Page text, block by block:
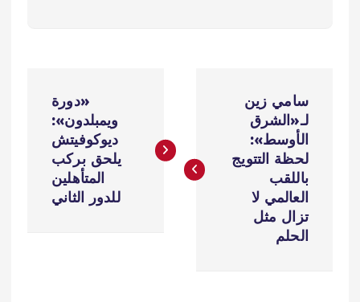
ص
سامي زين
لـ«الشرق
الأوسط»:
لحظة التتويج
باللقب
العالمي لا
تزال مثل
الحلم
«دورة
ويمبلدون»:
ديوكوفيتش
يلحق بركب
المتأهلين
للدور الثاني